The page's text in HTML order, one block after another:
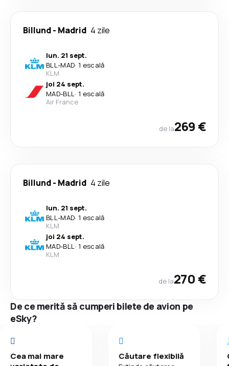
Billund- Madrid 4 zile
lun. 21 sept.
BLL-MAD· 1 escală
KLM
joi 24 sept.
MAD-BLL· 1 escală
Air France
de la269 €
Billund- Madrid 4 zile
lun. 21 sept.
BLL-MAD· 1 escală
KLM
joi 24 sept.
MAD-BLL· 1 escală
KLM
de la270 €
De ce merită să cumperi bilete de avion pe
eSky?
Cea mai mare
Căutare flexibilă